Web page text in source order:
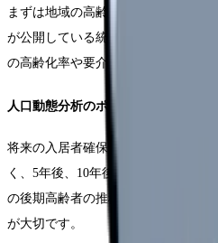
まずは地域の高齢者人口の推移と将
が公開している統計データや介護保
の高齢化率や要介護認定者数の推移
人口動態分析のポイント
将来の入居者確保を見据えた分析で
く、5年後、10年後の予測値も重要
の後期高齢者の推移に注目し、潜在
が大切です。